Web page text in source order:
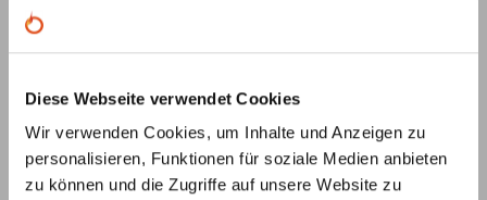
Diese Webseite verwendet Cookies
Wir verwenden Cookies, um Inhalte und Anzeigen zu
personalisieren, Funktionen für soziale Medien anbieten
zu können und die Zugriffe auf unsere Website zu
Der Kamineinsatz erfüllt alle gesetzlichen Abgasnormen
und Feinstaubvorgaben (Österreich, Schweiz und
Deutschland / Bundesimmissionsschutzverordnung
BImSchV 2. Stufe) und hat eine Garantie von 5 Jahren.